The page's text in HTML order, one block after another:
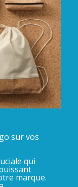
sur vos
qui
marque.